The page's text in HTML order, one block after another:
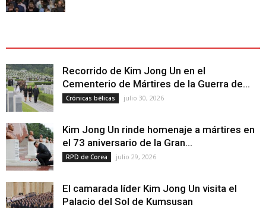
Recorrido de Kim Jong Un en el
Cementerio de Mártires de la Guerra de...
Crónicas bélicas julio 30, 2026
Kim Jong Un rinde homenaje a mártires en
el 73 aniversario de la Gran...
RPD de Corea julio 29, 2026
El camarada líder Kim Jong Un visita el
Palacio del Sol de Kumsusan